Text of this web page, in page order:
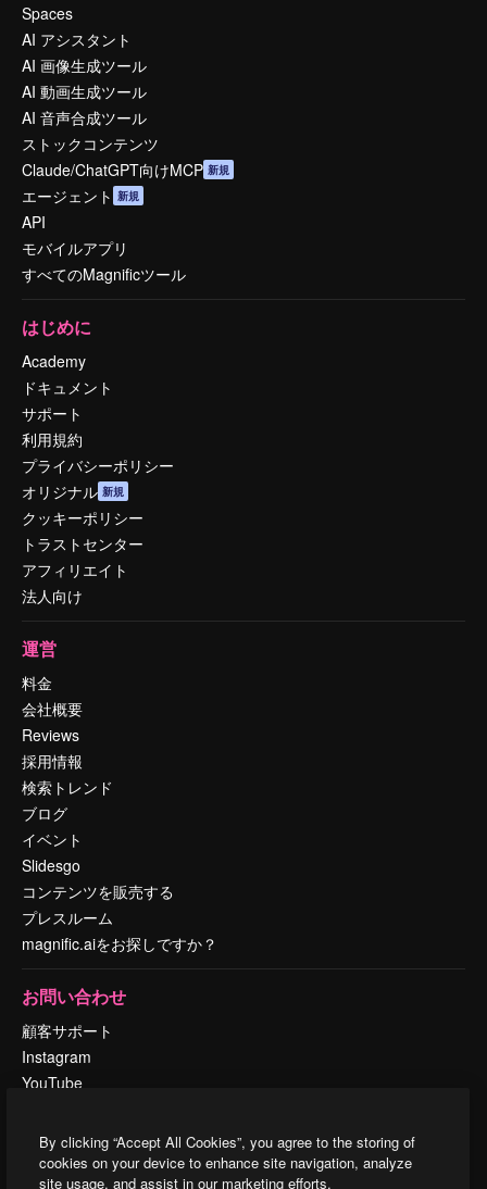
Spaces
AI アシスタント
AI 画像生成ツール
AI 動画生成ツール
AI 音声合成ツール
ストックコンテンツ
Claude/ChatGPT向けMCP 新規
エージェント 新規
API
モバイルアプリ
すべてのMagnificツール
はじめに
Academy
ドキュメント
サポート
利用規約
プライバシーポリシー
オリジナル 新規
クッキーポリシー
トラストセンター
アフィリエイト
法人向け
運営
料金
会社概要
Reviews
採用情報
検索トレンド
ブログ
イベント
Slidesgo
コンテンツを販売する
プレスルーム
magnific.aiをお探しですか？
お問い合わせ
顧客サポート
Instagram
YouTube
TikTok
Discord
By clicking “Accept All Cookies”, you agree to the storing of
cookies on your device to enhance site navigation, analyze
site usage, and assist in our marketing efforts.